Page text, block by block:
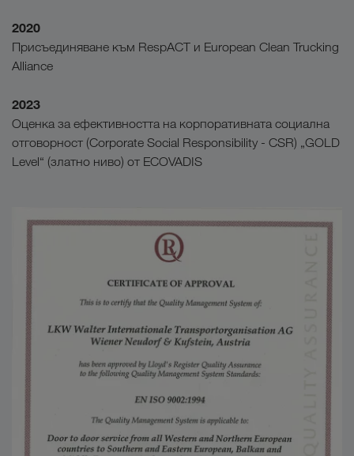
2020
Присъединяване към RespACT и European Clean Trucking
Alliance
2023
Оценка за ефективността на корпоративната социална
отговорност (Corporate Social Responsibility - CSR) „GOLD
Level“ (златно ниво) от ECOVADIS